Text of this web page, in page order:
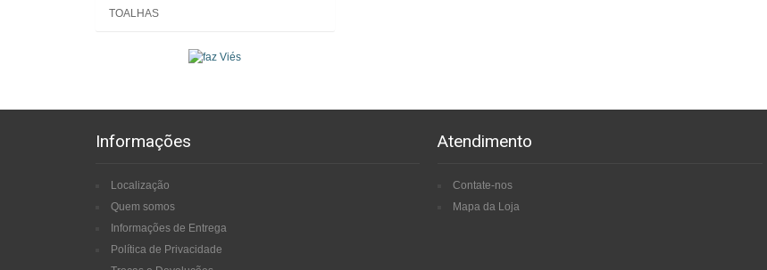
TOALHAS
Informações
Localização
Quem somos
Informações de Entrega
Política de Privacidade
Atendimento
Contate-nos
Mapa da Loja